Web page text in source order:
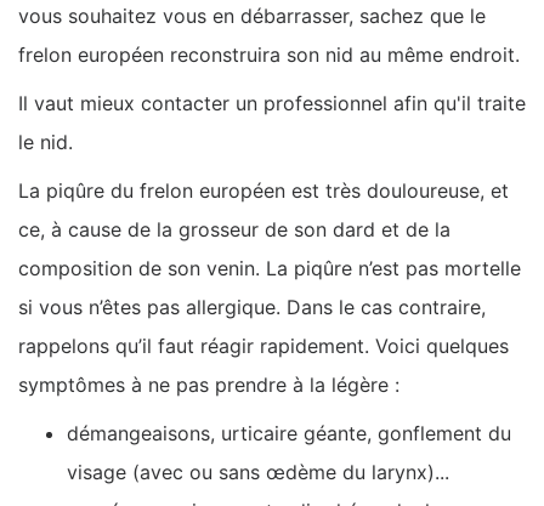
vous souhaitez vous en débarrasser, sachez que le
frelon européen reconstruira son nid au même endroit.
Il vaut mieux contacter un professionnel afin qu'il traite
le nid.
La piqûre du frelon européen est très douloureuse, et
ce, à cause de la grosseur de son dard et de la
composition de son venin. La piqûre n’est pas mortelle
si vous n’êtes pas allergique. Dans le cas contraire,
rappelons qu’il faut réagir rapidement. Voici quelques
symptômes à ne pas prendre à la légère :
démangeaisons, urticaire géante, gonflement du
visage (avec ou sans œdème du larynx)...